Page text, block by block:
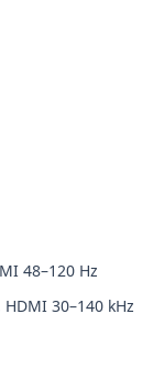
48–120 Hz
30–140 kHz